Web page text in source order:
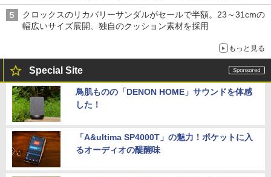
は1500円
クロックスのリカバリーサンダルがセールで半額。23～31cmの
幅広いサイズ展開、独自のクッション素材を採用
もっと見る
Special Site
鳥肌ものの「DENON HOME」サウンドを体感
した！
「A&ultima SP4000T」の魅力！ポケットに入
るオーディオの醍醐味